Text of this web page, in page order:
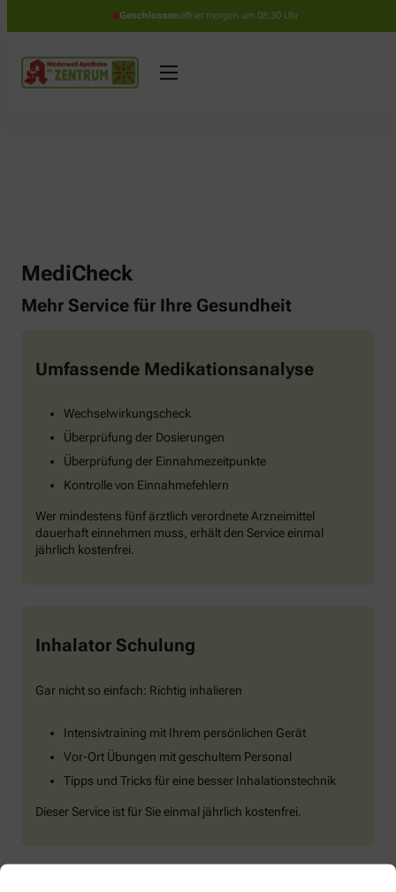
Geschlossenöffnet morgen um 08:30 Uhr
MediCheck
Mehr Service für Ihre Gesundheit
Umfassende Medikationsanalyse
Wechselwirkungscheck
Überprüfung der Dosierungen
Überprüfung der Einnahmezeitpunkte
Kontrolle von Einnahmefehlern
Wer mindestens fünf ärztlich verordnete Arzneimittel
dauerhaft einnehmen muss, erhält den Service einmal
jährlich kostenfrei.
Inhalator Schulung
Gar nicht so einfach: Richtig inhalieren
Intensivtraining mit Ihrem persönlichen Gerät
Vor-Ort Übungen mit geschultem Personal
Tipps und Tricks für eine besser Inhalationstechnik
Dieser Service ist für Sie einmal jährlich kostenfrei.